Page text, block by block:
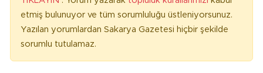
etmiş bulunuyor ve tüm sorumluluğu üstleniyorsunuz.
Yazılan yorumlardan Sakarya Gazetesi hiçbir şekilde
sorumlu tutulamaz.